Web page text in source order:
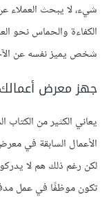
شيء، لا يبحث العملاء
الكفاءة والحماس نحو
شخص يميز نفسه عن
جهز معرض أعمالك
يعاني الكثير من
الأعمال السابقة في
لكن رغم ذلك هم لا
تكون موظفًا في عمل